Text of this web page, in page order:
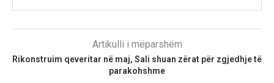
Artikulli i mëparshëm
Rikonstruim qeveritar në maj, Sali shuan zërat për zgjedhje të
parakohshme